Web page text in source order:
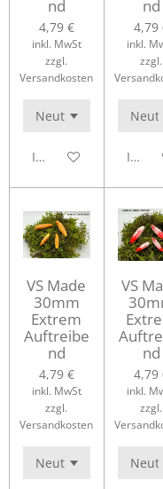
nd
4,79 €
inkl. MwSt
zzgl.
Versandkosten
In den Warenkorb
nd
4,79
inkl.
zzgl.
In
VS Made
30mm
Extrem
Auftreibe
nd
4,79 €
inkl. MwSt
zzgl.
Versandkosten
VS
nd
4,79
inkl.
zzgl.